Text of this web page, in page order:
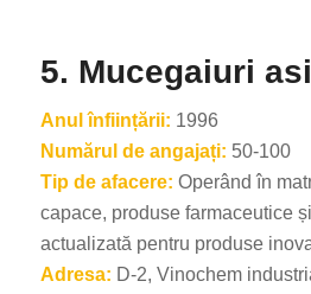
5. Mucegaiuri
Anul înființării: 1996
Numărul de angajați: 50-100
Tip de afacere: Operând în
capace, produse farmaceutice
actualizată pentru produse
Adresa: D-2, Vinochem